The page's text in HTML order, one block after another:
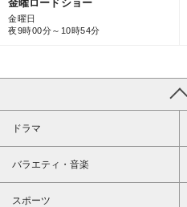
金曜ロードショー
金曜日
夜9時00分～10時54分
ドラマ
バラエティ・音楽
スポーツ